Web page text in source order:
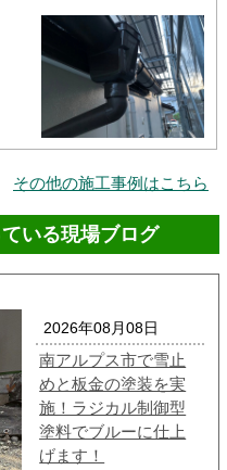
その他の施工事例はこちら
いる現場ブログ
2026年08月08日
南アルプス市で雪止
めと板金の塗装を実
施！ラジカル制御型
塗料でブルーに仕上
げます！